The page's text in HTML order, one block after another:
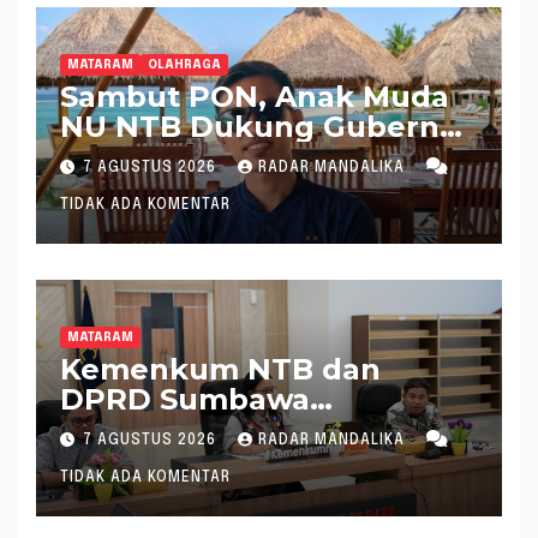
MATARAM OLAHRAGA
Sambut PON, Anak Muda
NU NTB Dukung Gubernur
Pimpin KONI NTB
7 AGUSTUS 2026 RADAR MANDALIKA
TIDAK ADA KOMENTAR
MATARAM
Kemenkum NTB dan
DPRD Sumbawa
Mantapkan Rencana
Pembentukan 8 Raperda
Inisiatif
7 AGUSTUS 2026 RADAR MANDALIKA
TIDAK ADA KOMENTAR